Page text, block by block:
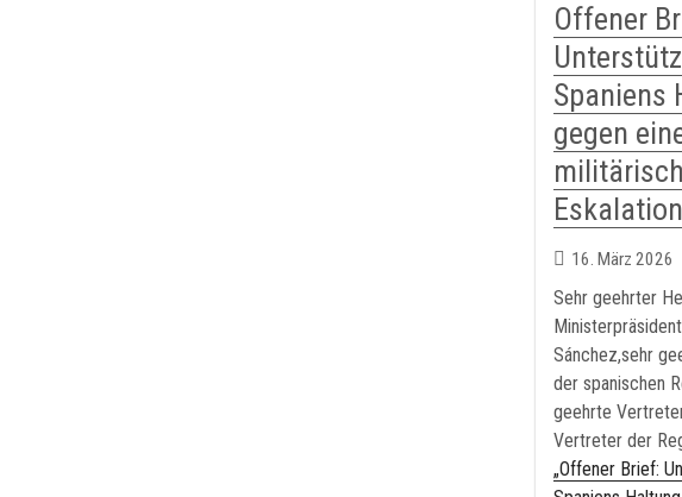
Offener
Spaniens
gegen
16. März 2026
Sehr geehrter
Sánchez,sehr
der spanischen
geehrte
Vertreter der
„Offener Brief: